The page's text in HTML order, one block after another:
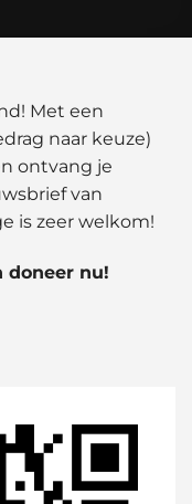
Met een
naar keuze)
ontvang je
van
is zeer welkom!
doneer nu!